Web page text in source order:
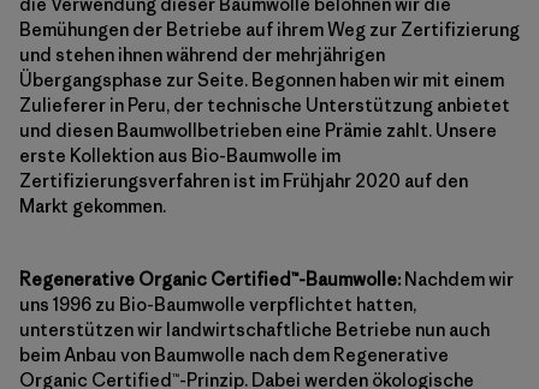
Bemühungen der Betriebe auf ihrem Weg zur Zertifizierung
und stehen ihnen während der mehrjährigen
Übergangsphase zur Seite. Begonnen haben wir mit einem
Zulieferer in Peru, der technische Unterstützung anbietet
und diesen Baumwollbetrieben eine Prämie zahlt. Unsere
erste Kollektion aus Bio-Baumwolle im
Zertifizierungsverfahren ist im Frühjahr 2020 auf den
Markt gekommen.
Regenerative Organic Certified™-Baumwolle: Nachdem wir
uns 1996 zu Bio-Baumwolle verpflichtet hatten,
unterstützen wir landwirtschaftliche Betriebe nun auch
beim Anbau von Baumwolle nach dem Regenerative
Organic Certified™-Prinzip. Dabei werden ökologische